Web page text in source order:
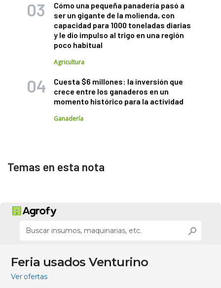
Cómo una pequeña panadería pasó a
ser un gigante de la molienda, con
capacidad para 1000 toneladas diarias
y le dio impulso al trigo en una región
poco habitual
Agricultura
Cuesta $6 millones: la inversión que
crece entre los ganaderos en un
momento histórico para la actividad
Ganadería
Temas en esta nota
Feria usados Venturino
Ver ofertas